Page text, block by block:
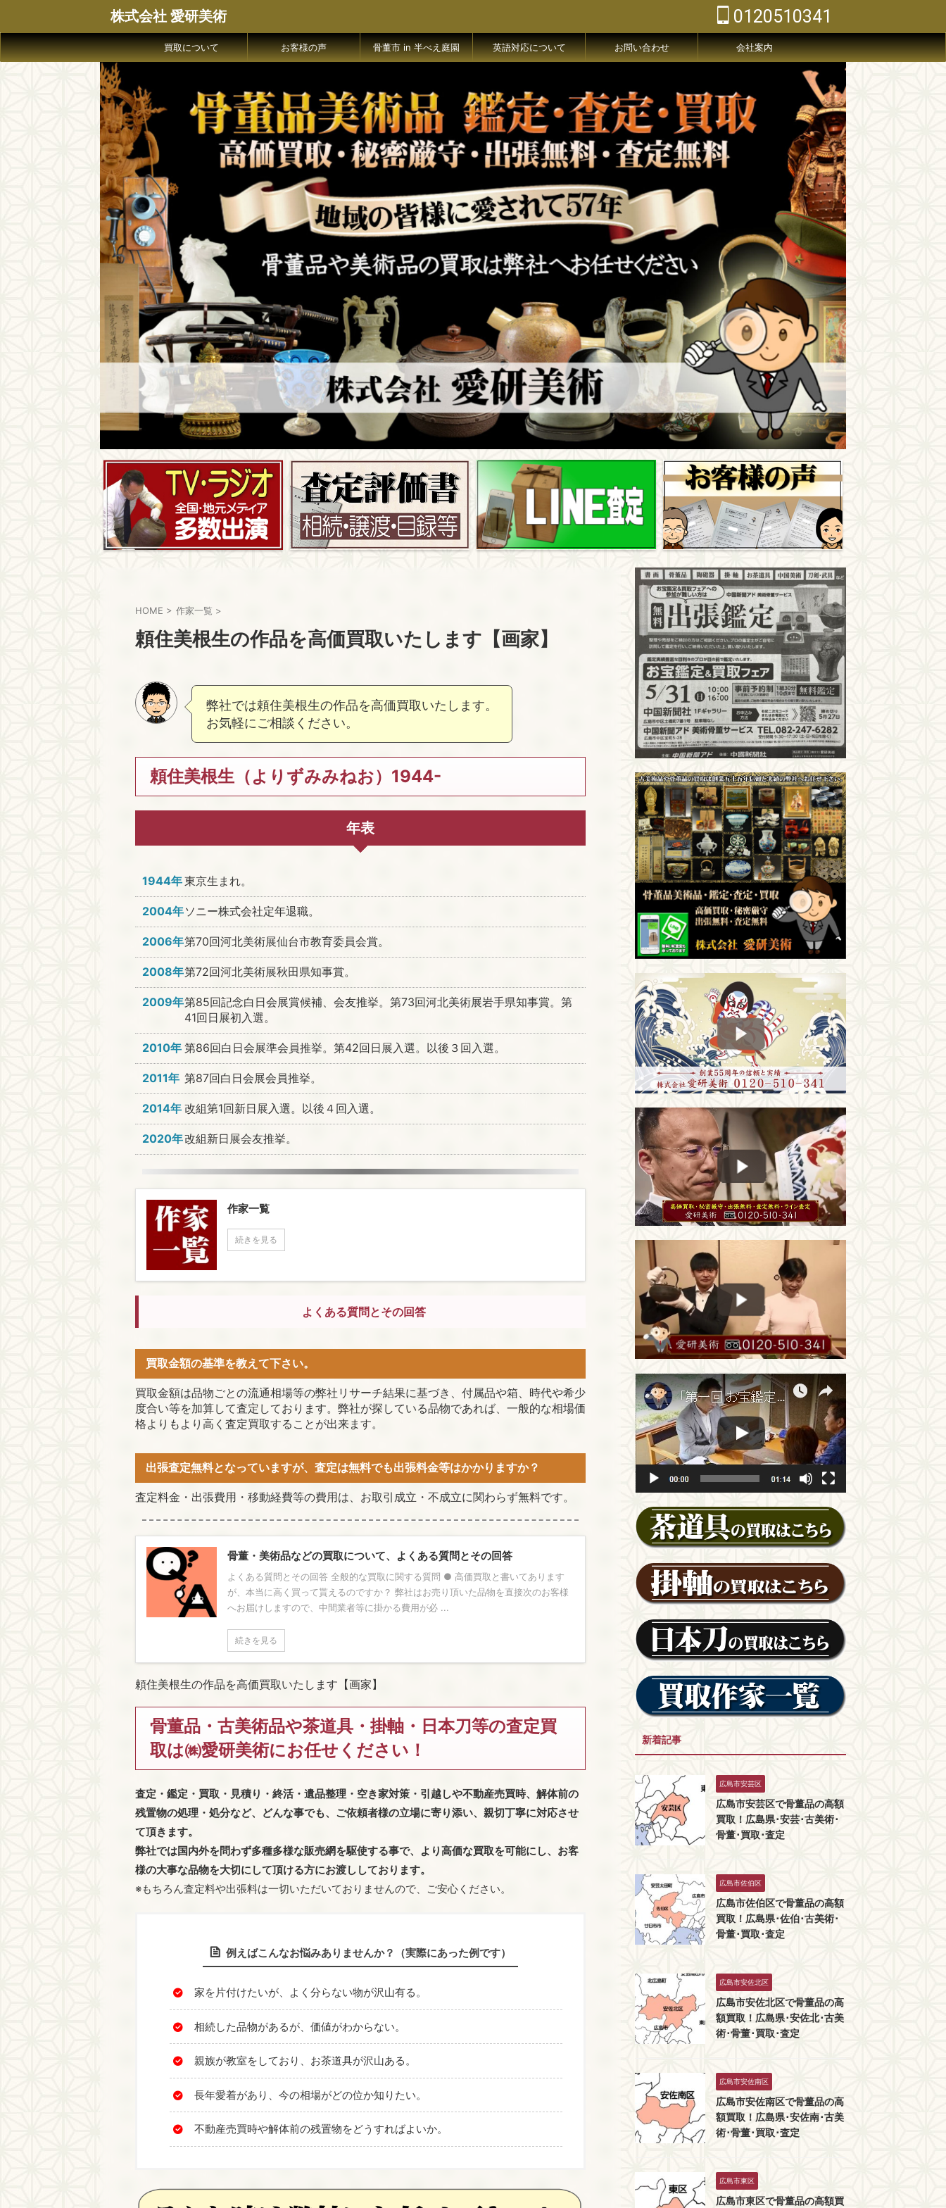
株式会社 愛研美術 0120510341
買取について お客様の声 骨董市 in 半べえ庭園 英語対応について お問い合わせ 会社案内
HOME > 作家一覧 >
頼住美根生の作品を高価買取いたします【画家】
弊社では頼住美根生の作品を高価買取いたします。
お気軽にご相談ください。
頼住美根生（よりずみみねお）1944-
年表
1944年東京生まれ。
2004年ソニー株式会社定年退職。
2006年第70回河北美術展仙台市教育委員会賞。
2008年第72回河北美術展秋田県知事賞。
2009年第85回記念白日会展賞候補、会友推挙。第73回河北美術展岩手県知事賞。第
41回日展初入選。
2010年 第86回白日会展準会員推挙。第42回日展入選。以後３回入選。
2011年 第87回白日会展会員推挙。
2014年 改組第1回新日展入選。以後４回入選。
2020年改組新日展会友推挙。
作家一覧
続きを見る
よくある質問とその回答
買取金額の基準を教えて下さい。
買取金額は品物ごとの流通相場等の弊社リサーチ結果に基づき、付属品や箱、時代や希少
度合い等を加算して査定しております。弊社が探している品物であれば、一般的な相場価
格よりもより高く査定買取することが出来ます。
出張査定無料となっていますが、査定は無料でも出張料金等はかかりますか？
査定料金・出張費用・移動経費等の費用は、お取引成立・不成立に関わらず無料です。
骨董・美術品などの買取について、よくある質問とその回答
よくある質問とその回答 全般的な買取に関する質問 ● 高価買取と書いてあります
が、本当に高く買って貰えるのですか？ 弊社はお売り頂いた品物を直接次のお客様
へお届けしますので、中間業者等に掛かる費用が必 ...
続きを見る
頼住美根生の作品を高価買取いたします【画家】
骨董品・古美術品や茶道具・掛軸・日本刀等の査定買
取は㈱愛研美術にお任せください！
査定・鑑定・買取・見積り・終活・遺品整理・空き家対策・引越しや不動産売買時、解体前の
残置物の処理・処分など、どんな事でも、 ご依頼者様の立場に寄り添い、親切丁寧に対応させ
て頂きます。
弊社では国内外を問わず多種多様な販売網を駆使する事で、より高価な買取を可能にし、お客
様の大事な品物を大切にして頂ける方にお渡ししております。
※もちろん査定料や出張料は一切いただいておりませんので、ご安心ください。
例えばこんなお悩みありませんか？（実際にあった例です）
家を片付けたいが、よく分らない物が沢山有る。
相続した品物があるが、価値がわからない。
親族が教室をしており、お茶道具が沢山ある。
長年愛着があり、今の相場がどの位か知りたい。
不動産売買時や解体前の残置物をどうすればよいか。
新着記事
広島市安芸区
広島市安芸区で骨董品の高額
買取！広島県･安芸･古美術･
骨董･買取･査定
広島市佐伯区
広島市佐伯区で骨董品の高額
買取！広島県･佐伯･古美術･
骨董･買取･査定
広島市安佐北区
広島市安佐北区で骨董品の高
額買取！広島県･安佐北･古美
術･骨董･買取･査定
広島市安佐南区
広島市安佐南区で骨董品の高
額買取！広島県･安佐南･古美
術･骨董･買取･査定
広島市東区
広島市東区で骨董品の高額買